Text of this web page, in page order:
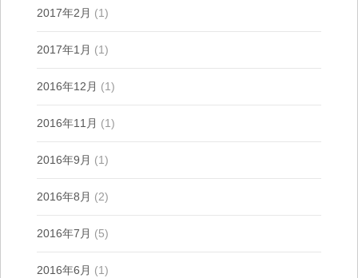
2017年2月 (1)
2017年1月 (1)
2016年12月 (1)
2016年11月 (1)
2016年9月 (1)
2016年8月 (2)
2016年7月 (5)
2016年6月 (1)